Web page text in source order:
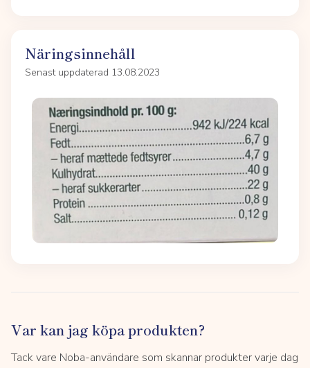
Näringsinnehåll
Senast uppdaterad 13.08.2023
Var kan jag köpa produkten?
Tack vare Noba-användare som skannar produkter varje dag